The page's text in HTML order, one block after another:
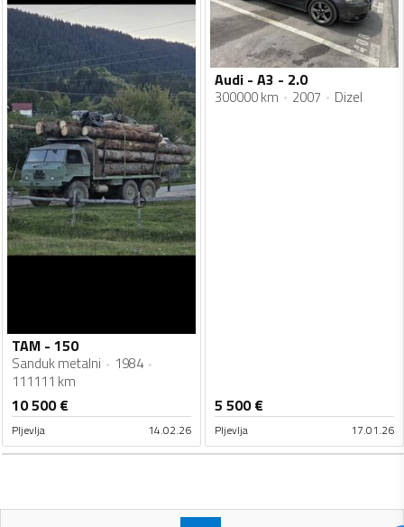
TAM - 150
Sanduk metalni
1984
111111 km
10 500€
Pljevlja 14.02.26
Audi - A3 - 2.0
300000 km 2007 Dizel
5 500€
Pljevlja 17.01.26